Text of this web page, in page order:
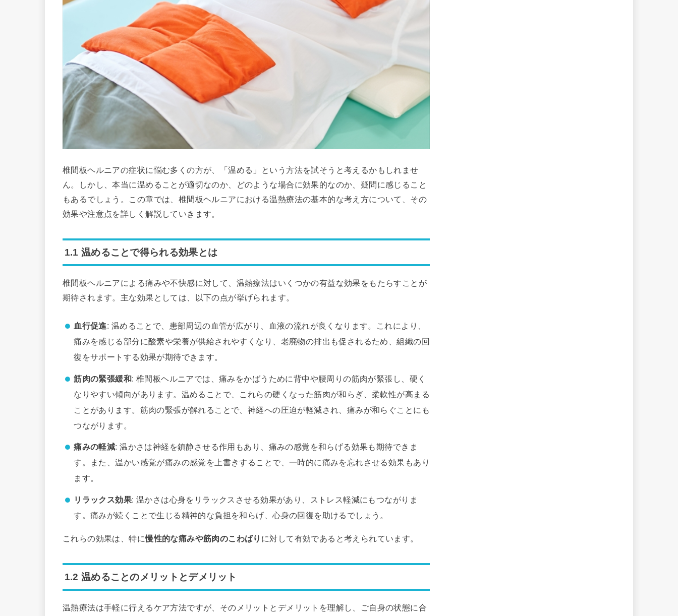
椎間板ヘルニアの症状に悩む多くの方が、「温める」という方法を試そうと考えるかもしれませ
ん。しかし、本当に温めることが適切なのか、どのような場合に効果的なのか、疑問に感じること
もあるでしょう。この章では、椎間板ヘルニアにおける温熱療法の基本的な考え方について、その
効果や注意点を詳しく解説していきます。
1.1 温めることで得られる効果とは
椎間板ヘルニアによる痛みや不快感に対して、温熱療法はいくつかの有益な効果をもたらすことが
期待されます。主な効果としては、以下の点が挙げられます。
血行促進: 温めることで、患部周辺の血管が広がり、血液の流れが良くなります。これにより、
痛みを感じる部分に酸素や栄養が供給されやすくなり、老廃物の排出も促されるため、組織の回
復をサポートする効果が期待できます。
筋肉の緊張緩和: 椎間板ヘルニアでは、痛みをかばうために背中や腰周りの筋肉が緊張し、硬く
なりやすい傾向があります。温めることで、これらの硬くなった筋肉が和らぎ、柔軟性が高まる
ことがあります。筋肉の緊張が解れることで、神経への圧迫が軽減され、痛みが和らぐことにも
つながります。
痛みの軽減: 温かさは神経を鎮静させる作用もあり、痛みの感覚を和らげる効果も期待できま
す。また、温かい感覚が痛みの感覚を上書きすることで、一時的に痛みを忘れさせる効果もあり
ます。
リラックス効果: 温かさは心身をリラックスさせる効果があり、ストレス軽減にもつながりま
す。痛みが続くことで生じる精神的な負担を和らげ、心身の回復を助けるでしょう。
これらの効果は、特に慢性的な痛みや筋肉のこわばり に対して有効であると考えられています。
1.2 温めることのメリットとデメリット
温熱療法は手軽に行えるケア方法ですが、そのメリットとデメリットを理解し、ご自身の状態に合